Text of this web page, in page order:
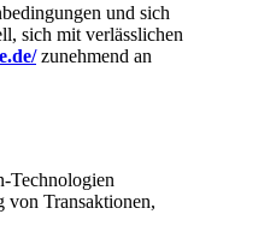
und sich
sich mit verlässlichen
zunehmend an
Technologien
von Transaktionen,